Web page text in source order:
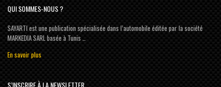
QUI SOMMES-NOUS ?
SAYARTI est une publication spécialisée dans l’automobile éditée par la société
MARKEDIA SARL basée à Tunis …
En savoir plus
S’INSCRIRE À LA NEWSLETTER